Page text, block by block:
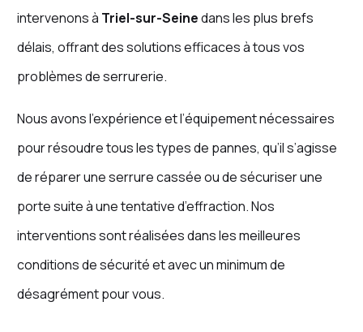
intervenons à Triel-sur-Seinedans les plus brefs
délais, offrant des solutions efficaces à tous vos
problèmes de serrurerie.
Nous avons l’expérience et l’équipement nécessaires
pour résoudre tous les types de pannes, qu’il s’agisse
de réparer une serrure cassée ou de sécuriser une
porte suite à une tentative d’effraction. Nos
interventions sont réalisées dans les meilleures
conditions de sécurité et avec un minimum de
désagrément pour vous.